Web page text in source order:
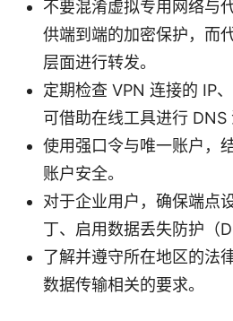
不要混淆虚拟专用网络与
供端到端的加密保护，而
层面进行转发。
定期检查 VPN 连接的 IP
可借助在线工具进行 DNS
使用强口令与唯一账户，
账户安全。
对于企业用户，确保端点
丁、启用数据丢失防护（
了解并遵守所在地区的法
数据传输相关的要求。